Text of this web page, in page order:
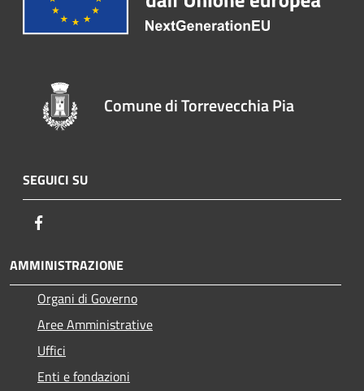
Comune di Torrevecchia Pia
SEGUICI SU
AMMINISTRAZIONE
Organi di Governo
Aree Amministrative
Uffici
Enti e fondazioni